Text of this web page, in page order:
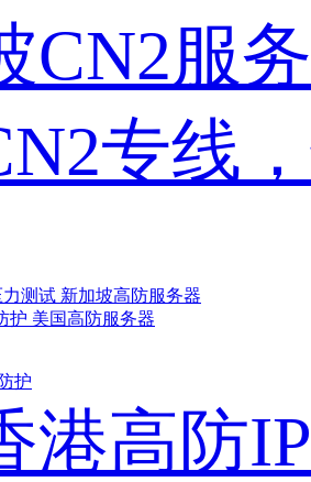
CN2服
专线
测试 新加坡高防服务器
护 美国高防服务器
护
港高防IP